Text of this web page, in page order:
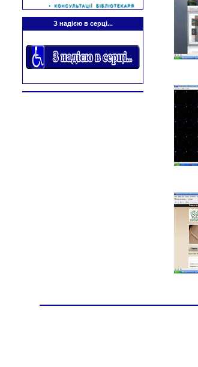
З надією в серці...